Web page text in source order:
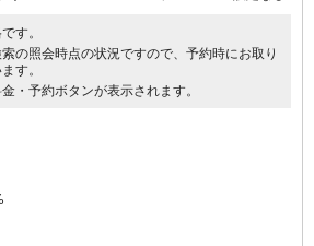
す。
の照会時点の状況ですので、予約時にお取り
す。
・予約ボタンが表示されます。